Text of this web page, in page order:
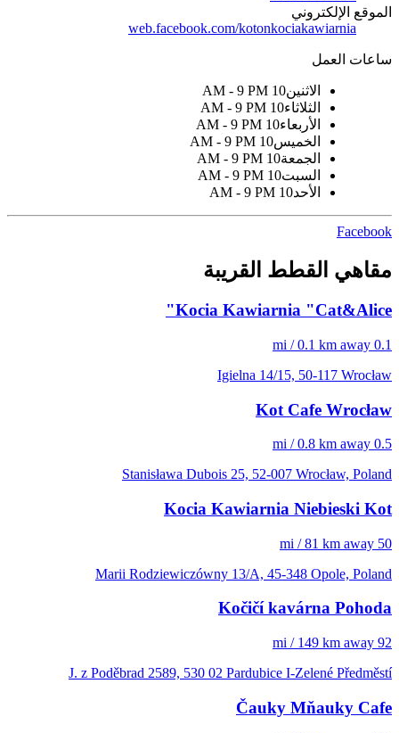
الموقع الإلكتروني
web.facebook.com/kotonkociakawiarnia
ساعات العمل
الاثنين10 AM - 9 PM
الثلاثاء10 AM - 9 PM
الأربعاء10 AM - 9 PM
الخميس10 AM - 9 PM
الجمعة10 AM - 9 PM
السبت10 AM - 9 PM
الأحد10 AM - 9 PM
Facebook
مقاهي القطط القريبة
Kocia Kawiarnia "Cat&Alice"
0.1 mi / 0.1 km away
Igielna 14/15, 50-117 Wrocław
Kot Cafe Wrocław
0.5 mi / 0.8 km away
Stanisława Dubois 25, 52-007 Wrocław, Poland
Kocia Kawiarnia Niebieski Kot
50 mi / 81 km away
Marii Rodziewiczówny 13/A, 45-348 Opole, Poland
Kočičí kavárna Pohoda
92 mi / 149 km away
J. z Poděbrad 2589, 530 02 Pardubice I-Zelené Předměstí
Čauky Mňauky Cafe